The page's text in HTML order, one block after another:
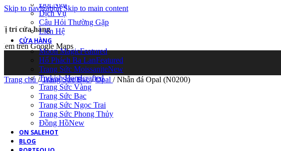
Skip to navigationSkip to main content
trí cửa hàng
trên Google Maps
Đội Ngũ
Dịch Vụ
Câu Hỏi Thường Gặp
Liên Hệ
CỬA HÀNG
Moon MagicFeatured
Hổ Phách Ba LanFeatured
Trang Sức MoissaniteNew
Turkish Handcrafted
Trang Sức Vàng
Trang Sức Bạc
Trang Sức Ngọc Trai
Trang Sức Phong Thủy
Đồng HồNew
ON SALEHOT
BLOG
Trang chủ / Trang Sức Bạc/ Opal / Nhẫn đá Opal (N0200)